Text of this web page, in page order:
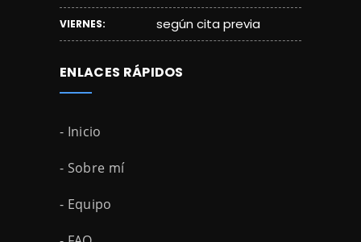
VIERNES: según cita previa
ENLACES RÁPIDOS
- Inicio
- Sobre mí
- Equipo